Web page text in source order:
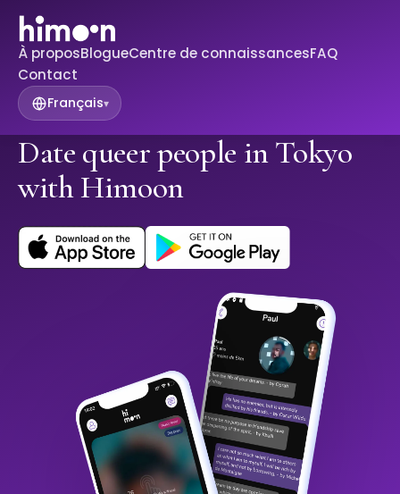
À proposBlogueCentre de connaissancesFAQ
Contact
Français▾
Date queer people in Tokyo
with Himoon